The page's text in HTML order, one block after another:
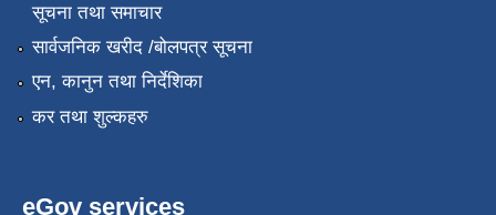
सूचना तथा समाचार
सार्वजनिक खरीद /बोलपत्र सूचना
एन, कानुन तथा निर्देशिका
कर तथा शुल्कहरु
eGov services